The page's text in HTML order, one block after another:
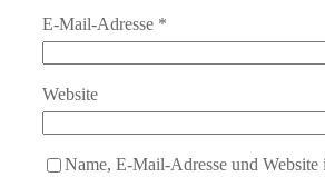
E-Mail-Adresse *
Website
Name, E-Mail-Adresse und Website